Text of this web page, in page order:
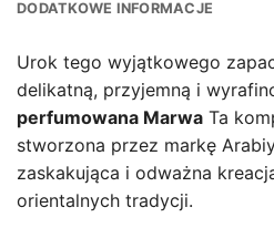
DODATKOWE INFORMACJE
Urok tego wyjątkowego
delikatną, przyjemną i
perfumowana Marwa Ta
stworzona przez markę
zaskakująca i odważna
orientalnych tradycji.